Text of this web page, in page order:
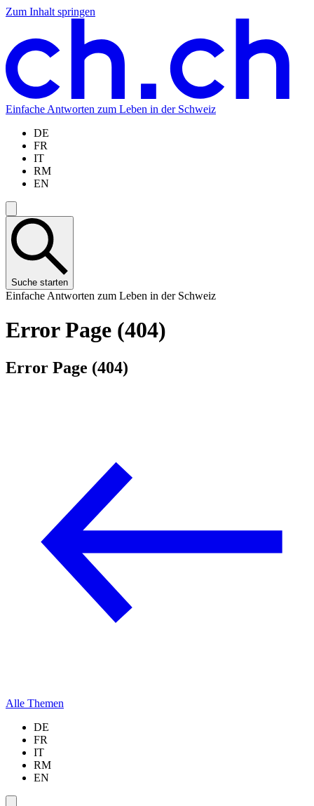
Zum Inhalt springen
Zum
springen
Zur
springen
Zur
springen
Zur
springen
Einfache Antworten zum Leben in der Schweiz
DE
FR
IT
RM
EN
Suche starten
Einfache Antworten zum Leben in der Schweiz
Error Page (404)
Error Page (404)
Alle Themen
DE
FR
IT
RM
EN